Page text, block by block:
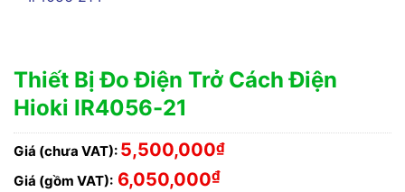
Thiết Bị Đo Điện Trở Cách Điện
Hioki IR4056-21
Giá (chưa VAT): 5,500,000₫
Giá (gồm VAT): 6,050,000₫